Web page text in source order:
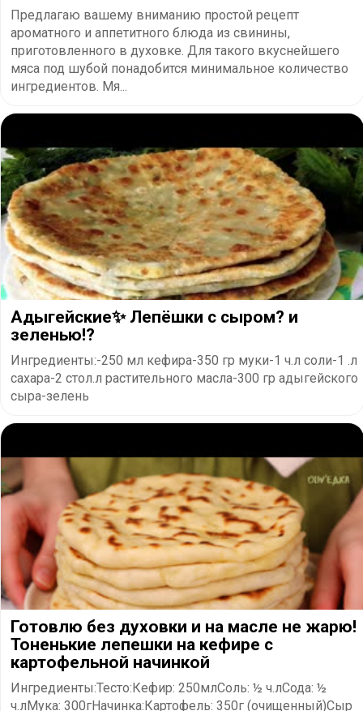
Предлагаю вашему вниманию простой рецепт
ароматного и аппетитного блюда из свинины,
приготовленного в духовке. Для такого вкуснейшего
мяса под шубой понадобится минимальное количество
ингредиентов. Мя...
Адыгейские✨ Лепёшки с сыром? и
зеленью!?
Ингредиенты:-250 мл кефира-350 гр муки-1 ч.л соли-1 .л
сахара-2 стол.л растительного масла-300 гр адыгейского
сыра-зелень
Готовлю без духовки и на масле не жарю!
Тоненькие лепешки на кефире с
картофельной начинкой
Ингредиенты:Тесто:Кефир: 250млСоль: ½ ч.лСода: ½
ч.лМука: 300гНачинка:Картофель: 350г (очищенный)Сыр